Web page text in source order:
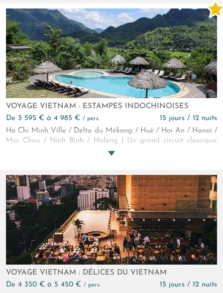
un Vietnam authentique et contrasté, où chaque étape dévoile
une facette différente du pays du Dragon
VOYAGE VIETNAM : ESTAMPES INDOCHINOISES
de 3 595 € à 4 985 € / pers.
15 jours / 12 nuits
Ho Chi Minh Ville / Delta du Mékong / Hué / Hoi An / Hanoi /
Mai Chau / Ninh Binh / Halong | Un grand circuit classique
dans un Vietnam en pleine mutation. Nul doute que vous serez
VOYAGE VIETNAM : DÉLICES DU VIETNAM
de 4 350 € à 5 450 € / pers.
15 jours / 12 nuits